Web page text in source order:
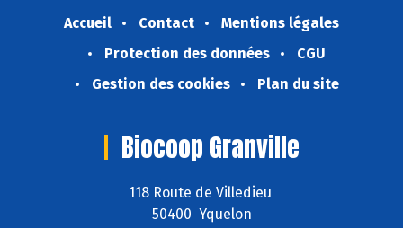
Accueil Contact
Mentions légales
Protection des données
CGU
Gestion des cookies
Plan du site
Biocoop Granville
118 Route de Villedieu
50400 Yquelon